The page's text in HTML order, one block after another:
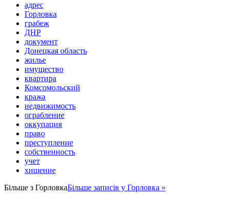
адрес
Горловка
грабеж
ДНР
документ
Донецкая область
жилье
имущество
квартира
Комсомольский
кража
недвижимость
ограбление
оккупация
право
преступление
собственность
учет
хищение
Більше з ГорловкаБільше записів у Горловка »